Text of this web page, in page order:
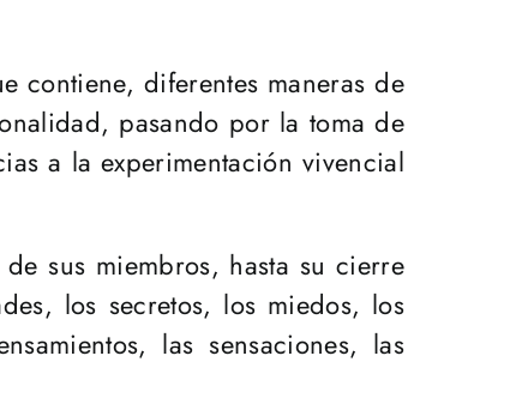
contiene, diferentes maneras de
pasando por la toma de
a la experimentación vivencial
sus miembros, hasta su cierre
los secretos, los miedos, los
las sensaciones, las